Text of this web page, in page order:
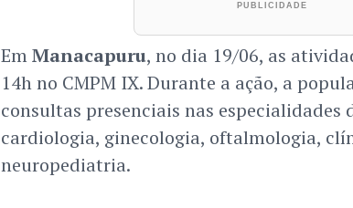
EmManacapuru, no dia 19/06, as
14h no CMPM IX. Durante a ação, a
consultas presenciais nas especialidades
cardiologia, ginecologia, oftalmologia,
neuropediatria.